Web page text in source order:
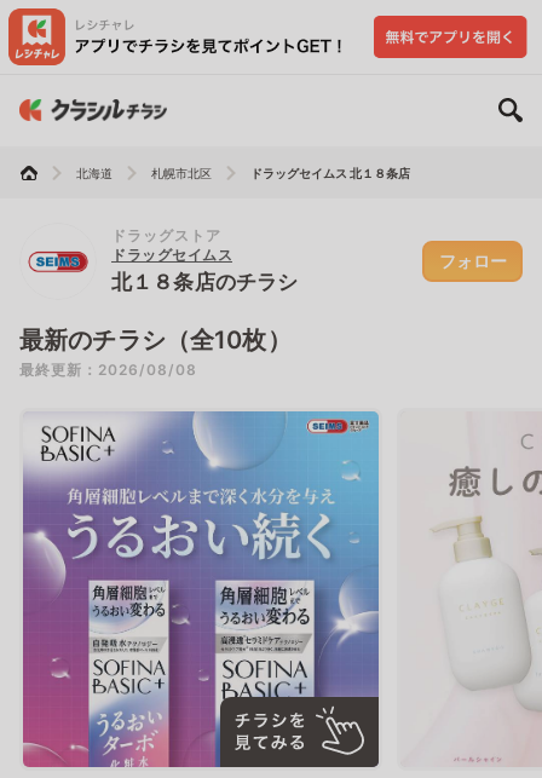
北海道 札幌市北区 ドラッグセイムス 北１８条店
ドラッグストア
ドラッグセイムス
北１８条店のチラシ
フォロー
最新のチラシ（全10枚）
最終更新：2026/08/08